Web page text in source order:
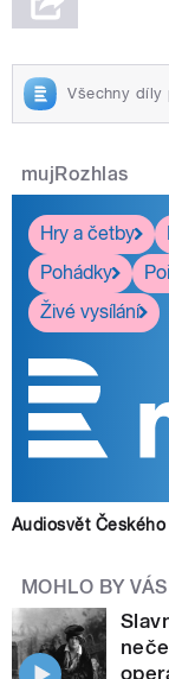
Všechny díly
mujRozhlas
Hry a četby
Pohádky
Živé vysílání
Audiosvět
MOHLO BY